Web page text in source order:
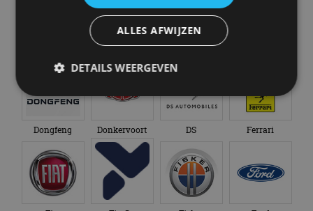
Citroën Cupra
Dongfeng Donkervoort DS Ferrari
ALLES AFWIJZEN
DETAILS WEERGEVEN
Functioneel
Strikt noodzakelijke cookies maken de
kernfunctionaliteiten van de website mogelijk, zoals
gebruikersaanmelding en accountbeheer. De
website kan niet goed worden gebruikt zonder de